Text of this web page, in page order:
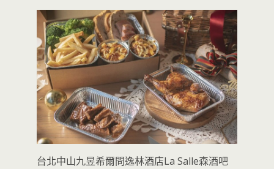
台北中山九昱希爾問逸林酒店La Salle森酒吧